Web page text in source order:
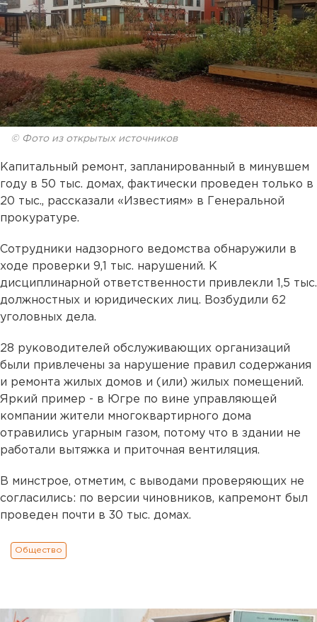
© Фото из открытых источников
Капитальный ремонт, запланированный в минувшем
году в 50 тыс. домах, фактически проведен только в
20 тыс., рассказали «Известиям» в Генеральной
прокуратуре.
Сотрудники надзорного ведомства обнаружили в
ходе проверки 9,1 тыс. нарушений. К
дисциплинарной ответственности привлекли 1,5 тыс.
должностных и юридических лиц. Возбудили 62
уголовных дела.
28 руководителей обслуживающих организаций
были привлечены за нарушение правил содержания
и ремонта жилых домов и (или) жилых помещений.
Яркий пример - в Югре по вине управляющей
компании жители многоквартирного дома
отравились угарным газом, потому что в здании не
работали вытяжка и приточная вентиляция.
В минстрое, отметим, с выводами проверяющих не
согласились: по версии чиновников, капремонт был
проведен почти в 30 тыс. домах.
Общество